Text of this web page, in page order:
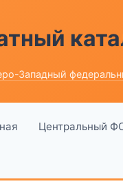
Западный
Центральный